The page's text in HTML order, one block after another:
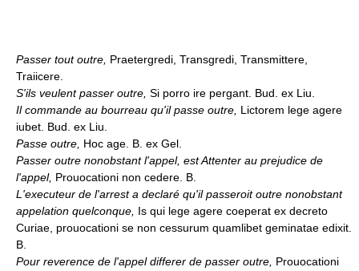
Passer tout outre, Praetergredi, Transgredi, Transmittere,
Traiicere.
S'ils veulent passer outre, Si porro ire pergant. Bud. ex Liu.
Il commande au bourreau qu'il passe outre, Lictorem lege agere
iubet. Bud. ex Liu.
Passe outre, Hoc age. B. ex Gel.
Passer outre nonobstant l'appel, est Attenter au prejudice de
l'appel, Prouocationi non cedere. B.
L'executeur de l'arrest a declaré qu'il passeroit outre nonobstant
appelation quelconque, Is qui lege agere coeperat ex decreto
Curiae, prouocationi se non cessurum quamlibet geminatae edixit.
B.
Pour reverence de l'appel differer de passer outre, Prouocationi